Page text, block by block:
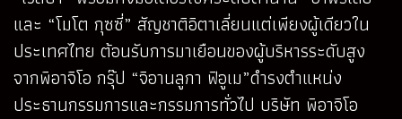
และ “โมโต กุซซี่” สัญชาติอิตาเลี่ยนแต่เพียงผู้เดียวใน
ประเทศไทย ต้อนรับการมาเยือนของผู้บริหารระดับสูง
จากพิอาจิโอ กรุ๊ป “จิอานลูกา ฟิอูเม”ดำรงตำแหน่ง
ประธานกรรมการและกรรมการทั่วไป บริษัท พิอาจิโอ